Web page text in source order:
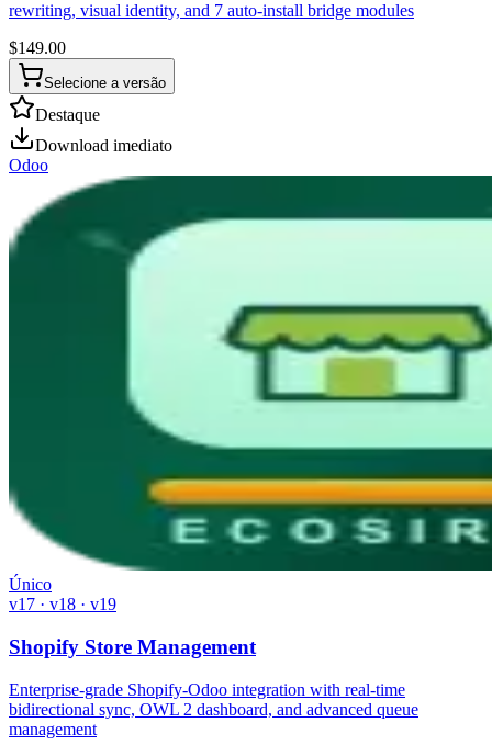
rewriting, visual identity, and 7 auto-install bridge modules
$149.00
Selecione a versão
Destaque
Download imediato
Odoo
Único
v17 · v18 · v19
Shopify Store Management
Enterprise-grade Shopify-Odoo integration with real-time
bidirectional sync, OWL 2 dashboard, and advanced queue
management